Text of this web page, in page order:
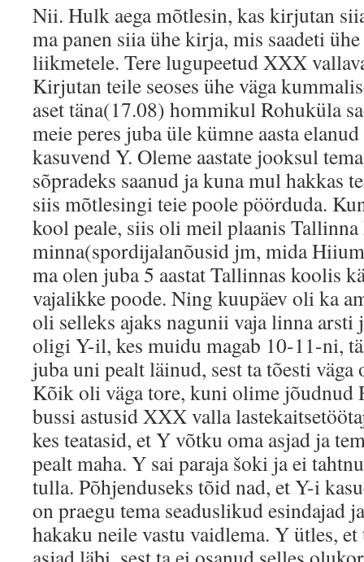
Nii. Hulk aega mõtlesin, kas kirjutan
ma panen siia ühe kirja, mis saadeti
liikmetele. Tere lugupeetud XXX
Kirjutan teile seoses ühe väga
aset täna(17.08) hommikul Rohuküla
meie peres juba üle kümne aasta
kasuvend Y. Oleme aastate jooksul
sõpradeks saanud ja kuna mul hakkas
siis mõtlesingi teie poole pöörduda.
kool peale, siis oli meil plaanis
minna(spordijalanõusid jm, mida
ma olen juba 5 aastat Tallinnas koolis
vajalikke poode. Ning kuupäev oli ka
oli selleks ajaks nagunii vaja linna arsti
oligi Y-il, kes muidu magab 10-11-ni,
juba uni pealt läinud, sest ta tõesti
Kõik oli väga tore, kuni olime jõudnud
bussi astusid XXX valla
kes teatasid, et Y võtku oma asjad ja
pealt maha. Y sai paraja šoki ja ei
tulla. Põhjenduseks tõid nad, et Y-i
on praegu tema seaduslikud esindajad
hakaku neile vastu vaidlema. Y ütles, et